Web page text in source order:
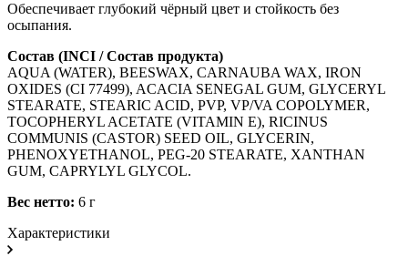
Обеспечивает глубокий чёрный цвет и стойкость без
осыпания.
Состав (INCI / Состав продукта)
AQUA (WATER), BEESWAX, CARNAUBA WAX, IRON
OXIDES (CI 77499), ACACIA SENEGAL GUM, GLYCERYL
STEARATE, STEARIC ACID, PVP, VP/VA COPOLYMER,
TOCOPHERYL ACETATE (VITAMIN E), RICINUS
COMMUNIS (CASTOR) SEED OIL, GLYCERIN,
PHENOXYETHANOL, PEG-20 STEARATE, XANTHAN
GUM, CAPRYLYL GLYCOL.
Вес нетто: 6 г
Характеристики